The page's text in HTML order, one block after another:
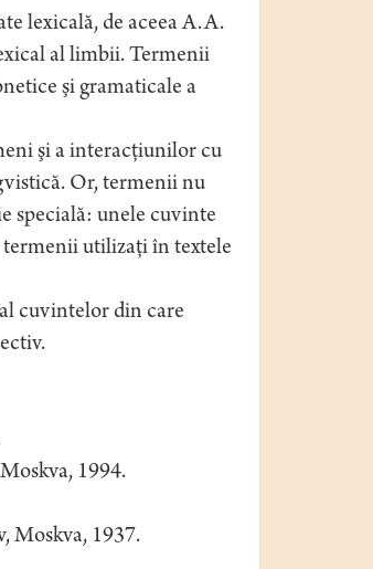
lexicală, de aceea A. A.
al limbii. Termenii
şi gramaticale a
şi a interacţiunilor cu
Or, termenii nu
specială: unele cuvinte
utilizaţi în textele
cuvintelor din care
1994.
Moskva, 1937.